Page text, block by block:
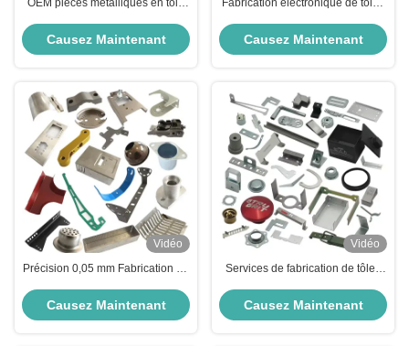
OEM pièces métalliques en tôle
Fabrication de tôles métalliques
Causez Maintenant
Fabrication électronique de tôles
revêtue de poudre
Causez Maintenant
Vidéo
Précision 0,05 mm Fabrication de
Prototypage rapide de tôles
métalliques
Causez Maintenant
Vidéo
Services de fabrication de tôles
inoxydable sur mesure ISO9001
Causez Maintenant